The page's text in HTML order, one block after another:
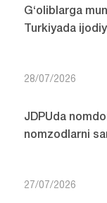
G‘oliblarga
Turkiyada
28/07/2026
JDPUda
nomzodlarni
27/07/2026